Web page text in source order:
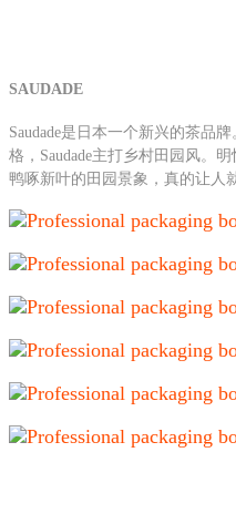
SAUDADE
Saudade是日本一个新兴的茶品
格，Saudade主打乡村田园风。
鸭啄新叶的田园景象，真的让人